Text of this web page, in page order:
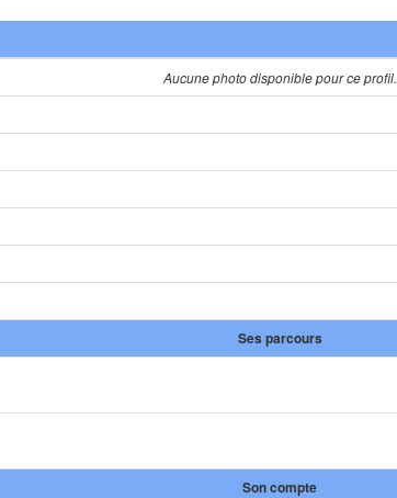
Aucune photo disponible pour ce profil.
Ses parcours
Son compte